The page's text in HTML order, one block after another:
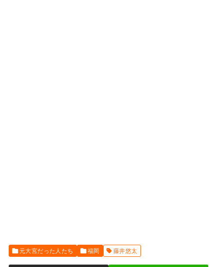
元大宮だった人たち 福岡 藤井悠太